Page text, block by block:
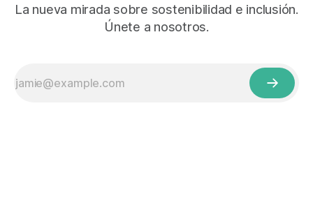
La nueva mirada sobre sostenibilidad e inclusión.
Únete a nosotros.